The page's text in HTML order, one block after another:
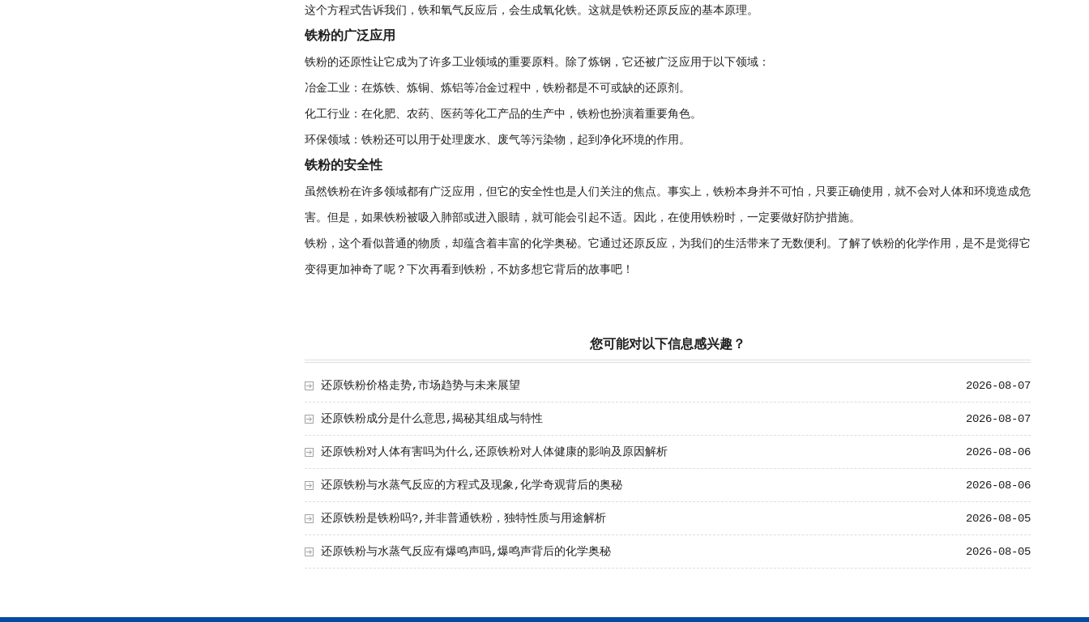
这个方程式告诉我们，铁和氧气反应后，会生成氧化铁。这就是铁粉还原反应的基本原理。
铁粉的广泛应用
铁粉的还原性让它成为了许多工业领域的重要原料。除了炼钢，它还被广泛应用于以下领域：
冶金工业：在炼铁、炼铜、炼铝等冶金过程中，铁粉都是不可或缺的还原剂。
化工行业：在化肥、农药、医药等化工产品的生产中，铁粉也扮演着重要角色。
环保领域：铁粉还可以用于处理废水、废气等污染物，起到净化环境的作用。
铁粉的安全性
虽然铁粉在许多领域都有广泛应用，但它的安全性也是人们关注的焦点。事实上，铁粉本身并不可怕，只要正确使用，就不会对人体和环境造成危
害。但是，如果铁粉被吸入肺部或进入眼睛，就可能会引起不适。因此，在使用铁粉时，一定要做好防护措施。
铁粉，这个看似普通的物质，却蕴含着丰富的化学奥秘。它通过还原反应，为我们的生活带来了无数便利。了解了铁粉的化学作用，是不是觉得它
变得更加神奇了呢？下次再看到铁粉，不妨多想它背后的故事吧！
您可能对以下信息感兴趣？
2026-08-07
还原铁粉价格走势,市场趋势与未来展望
2026-08-07
还原铁粉成分是什么意思,揭秘其组成与特性
2026-08-06
还原铁粉对人体有害吗为什么,还原铁粉对人体健康的影响及原因解析
2026-08-06
还原铁粉与水蒸气反应的方程式及现象,化学奇观背后的奥秘
2026-08-05
还原铁粉是铁粉吗?,并非普通铁粉，独特性质与用途解析
2026-08-05
还原铁粉与水蒸气反应有爆鸣声吗,爆鸣声背后的化学奥秘